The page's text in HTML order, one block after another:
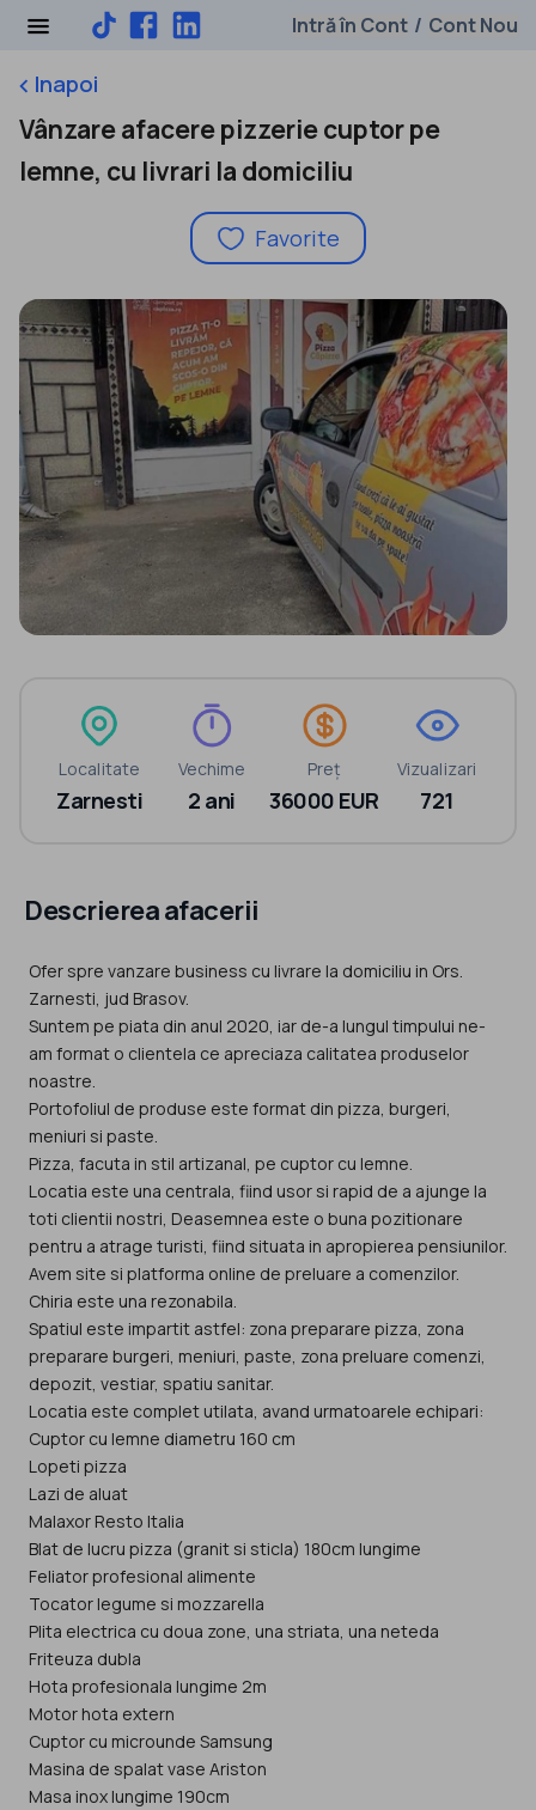
Intră în Cont / Cont Nou
keyboard_arrow_leftInapoi
Vânzare afacere pizzerie cuptor pe
lemne, cu livrari la domiciliu
Favorite
Localitate
Zarnesti
Vechime
2 ani
Preț
36000 EUR
Vizualizari
721
Descrierea afacerii
Ofer spre vanzare business cu livrare la domiciliu in Ors.
Zarnesti, jud Brasov.
Suntem pe piata din anul 2020, iar de-a lungul timpului ne-
am format o clientela ce apreciaza calitatea produselor
noastre.
Portofoliul de produse este format din pizza, burgeri,
meniuri si paste.
Pizza, facuta in stil artizanal, pe cuptor cu lemne.
Locatia este una centrala, fiind usor si rapid de a ajunge la
toti clientii nostri, Deasemnea este o buna pozitionare
pentru a atrage turisti, fiind situata in apropierea pensiunilor.
Avem site si platforma online de preluare a comenzilor.
Chiria este una rezonabila.
Spatiul este impartit astfel: zona preparare pizza, zona
preparare burgeri, meniuri, paste, zona preluare comenzi,
depozit, vestiar, spatiu sanitar.
Locatia este complet utilata, avand urmatoarele echipari:
Cuptor cu lemne diametru 160 cm
Lopeti pizza
Lazi de aluat
Malaxor Resto Italia
Blat de lucru pizza (granit si sticla) 180cm lungime
Feliator profesional alimente
Tocator legume si mozzarella
Plita electrica cu doua zone, una striata, una neteda
Friteuza dubla
Hota profesionala lungime 2m
Motor hota extern
Cuptor cu microunde Samsung
Masina de spalat vase Ariston
Masa inox lungime 190cm